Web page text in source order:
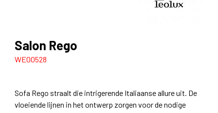
Salon Rego
WE00528
Sofa Rego straalt die intrigerende Italiaanse allure uit. De
vloeiende lijnen in het ontwerp zorgen voor de nodige